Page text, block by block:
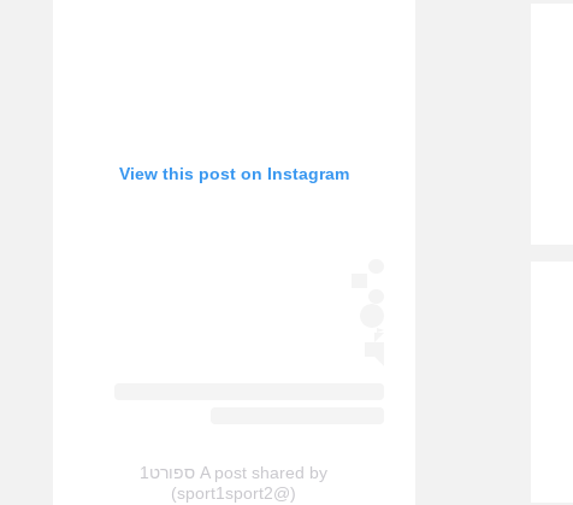
View this post on Instagram
A post shared by ספורט1
(@sport1sport2)